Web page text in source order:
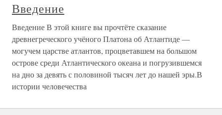
Введение
Введение В этой книге вы прочтёте сказание
древнегреческого учёного Платона об Атлантиде —
могучем царстве атлантов, процветавшем на большом
острове среди Атлантического океана и погрузившемся
на дно за девять с половиной тысяч лет до нашей эры.В
истории человечества